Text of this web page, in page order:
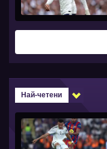
Най-четени